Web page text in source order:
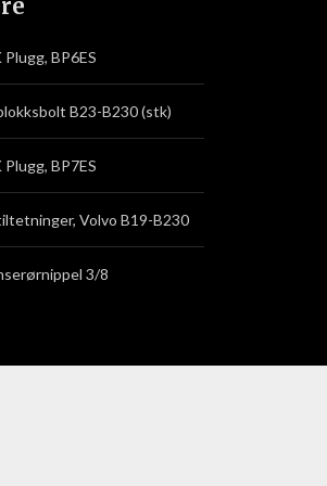
Plugg, BP6ES
B23-B230 (stk)
Plugg, BP7ES
Volvo B19-B230
3/8